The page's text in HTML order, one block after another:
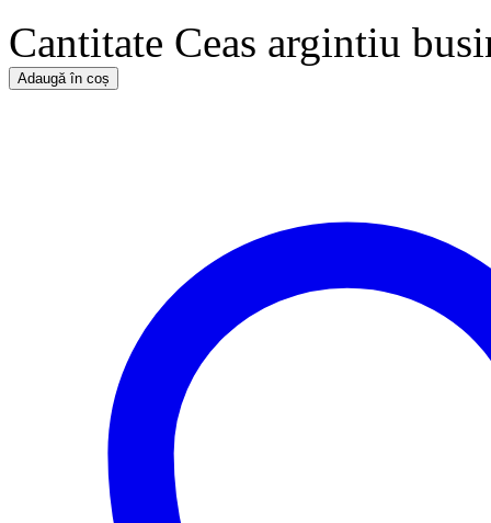
Cantitate Ceas argintiu
Adaugă în coș